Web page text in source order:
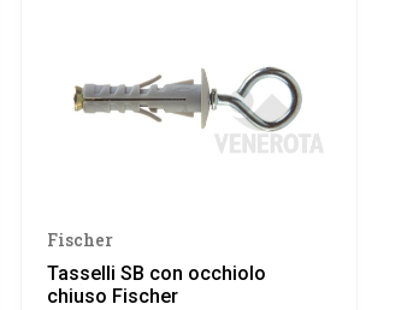
Fischer
Tasselli SB con occhiolo
chiuso Fischer